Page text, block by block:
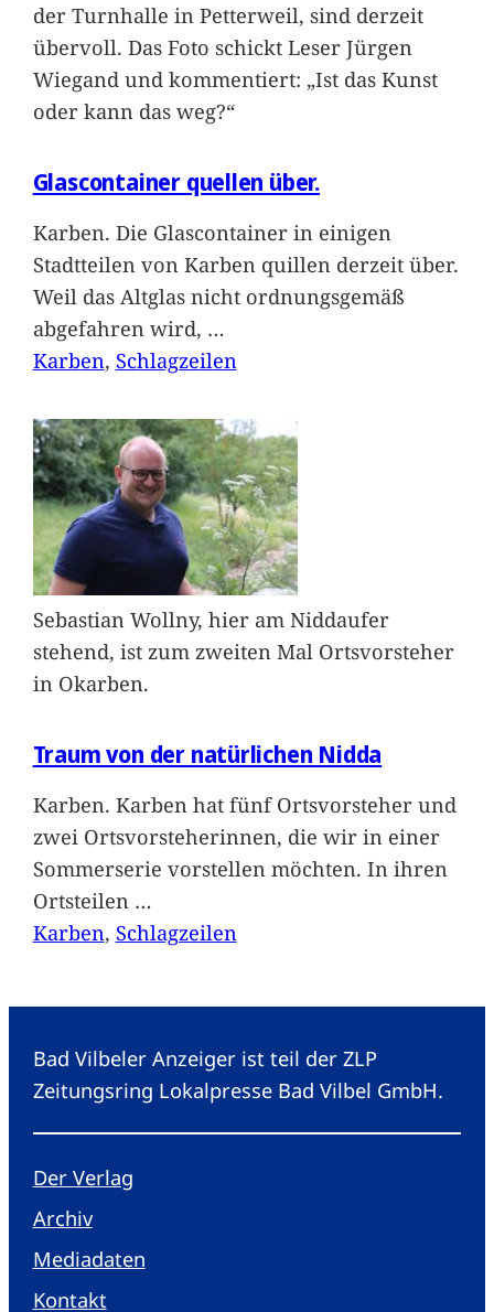
der Turnhalle in Petterweil, sind derzeit
übervoll. Das Foto schickt Leser Jürgen
Wiegand und kommentiert: „Ist das Kunst
oder kann das weg?“
Glascontainer quellen über.
Karben. Die Glascontainer in einigen
Stadtteilen von Karben quillen derzeit über.
Weil das Altglas nicht ordnungsgemäß
abgefahren wird, …
Karben, Schlagzeilen
Sebastian Wollny, hier am Niddaufer
stehend, ist zum zweiten Mal Ortsvorsteher
in Okarben.
Traum von der natürlichen Nidda
Karben. Karben hat fünf Ortsvorsteher und
zwei Ortsvorsteherinnen, die wir in einer
Sommerserie vorstellen möchten. In ihren
Ortsteilen …
Karben, Schlagzeilen
Bad Vilbeler Anzeiger ist teil der ZLP
Zeitungsring Lokalpresse Bad Vilbel GmbH.
Der Verlag
Archiv
Mediadaten
Kontakt